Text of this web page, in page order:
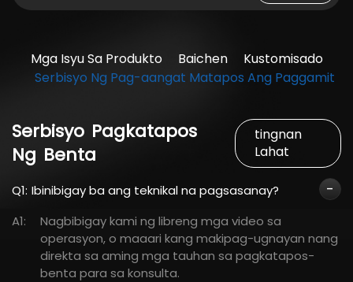
Mga Isyu Sa Produkto Baichen
Kustomisado
Serbisyo Ng Pag-aangat Matapos Ang Paggamit
Serbisyo Pagkatapos
Ng Benta
tingnan
Lahat
Q1: Ibinibigay ba ang teknikal na pagsasanay?
A1:
Nagbibigay kami ng libreng mga video sa
operasyon, o maaari kang makipag-ugnayan nang
direkta sa aming mga tauhan sa pagkatapos-
benta para sa konsulta.